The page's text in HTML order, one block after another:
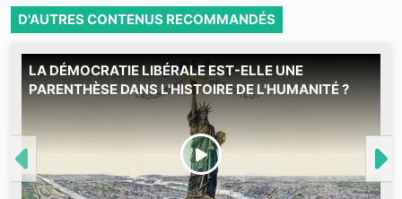
D'AUTRES CONTENUS RECOMMANDÉS
LA DÉMOCRATIE LIBÉRALE EST-ELLE UNE
PARENTHÈSE DANS L'HISTOIRE DE L'HUMANITÉ ?